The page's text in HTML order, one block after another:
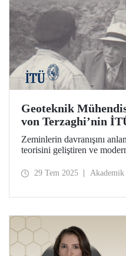
Geoteknik
von Terzaghi’nin
Zeminlerin davranışını
teorisini geliştiren ve
Terzaghi’nin ders notları,
29 Tem 2025 Akademik